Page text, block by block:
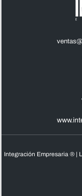
Integración Empresaria ® |